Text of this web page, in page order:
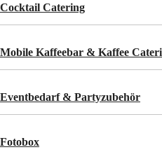
Cocktail Catering
Mobile Kaffeebar & Kaffee
Eventbedarf & Partyzubehör
Fotobox